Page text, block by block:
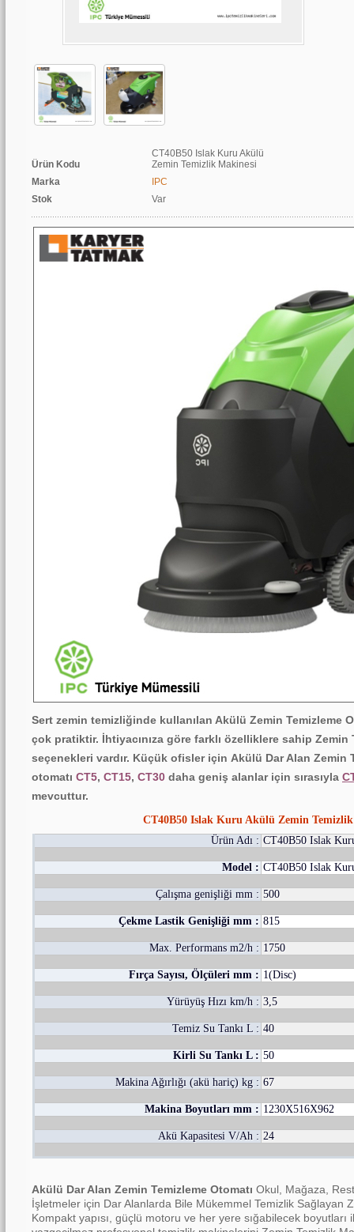
Ürün Kodu
CT40B50 Islak Kuru Akülü
Zemin Temizlik Makinesi
Marka
IPC
Stok
Var
Sert zemin temizliğinde kullanılan Akülü Zemin Temizleme
çok pratiktir. İhtiyacınıza göre farklı özelliklere sahip Zemin
seçenekleri vardır. Küçük ofisler için Akülü Dar Alan Zemin
otomatı CT5, CT15, CT30 daha geniş alanlar için sırasıyla
mevcuttur.
CT40B50 Islak Kuru Akülü Zemin Temizlik
Ürün Adı : CT40B50 Islak
Model : CT40B50 Islak
Çalışma genişliği mm : 500
Çekme Lastik Genişliği mm : 815
Max. Performans m2/h : 1750
Fırça Sayısı, Ölçüleri mm : 1(Disc)
Yürüyüş Hızı km/h : 3,5
Temiz Su Tankı L : 40
Kirli Su Tankı L : 50
Makina Ağırlığı (akü hariç) kg : 67
Makina Boyutları mm : 1230X516X962
Akü Kapasitesi V/Ah : 24
Akülü Dar Alan Zemin Temizleme Otomatı Okul, Mağaza,
İşletmeler için Dar Alanlarda Bile Mükemmel Temizlik Sağlayan
Kompakt yapısı, güçlü motoru ve her yere sığabilecek